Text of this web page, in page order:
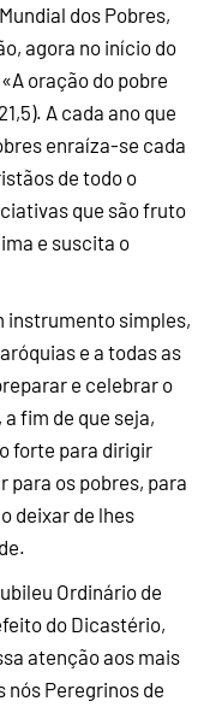
dos Pobres,
agora no início do
oração do pobre
A cada ano que
enraíza-se cada
de todo o
que são fruto
e suscita o
instrumento simples,
e a todas as
e celebrar o
a fim de que seja,
forte para dirigir
para os pobres, para
deixar de lhes
Ordinário de
do Dicastério,
atenção aos mais
Peregrinos de